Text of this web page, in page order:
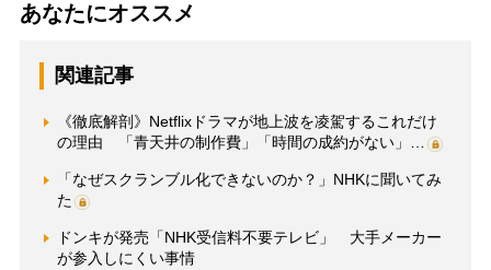
あなたにオススメ
関連記事
《徹底解剖》Netflixドラマが地上波を凌駕するこれだけ
の理由 「青天井の制作費」「時間の成約がない」…
「なぜスクランブル化できないのか？」NHKに聞いてみ
た
ドンキが発売「NHK受信料不要テレビ」 大手メーカー
が参入しにくい事情